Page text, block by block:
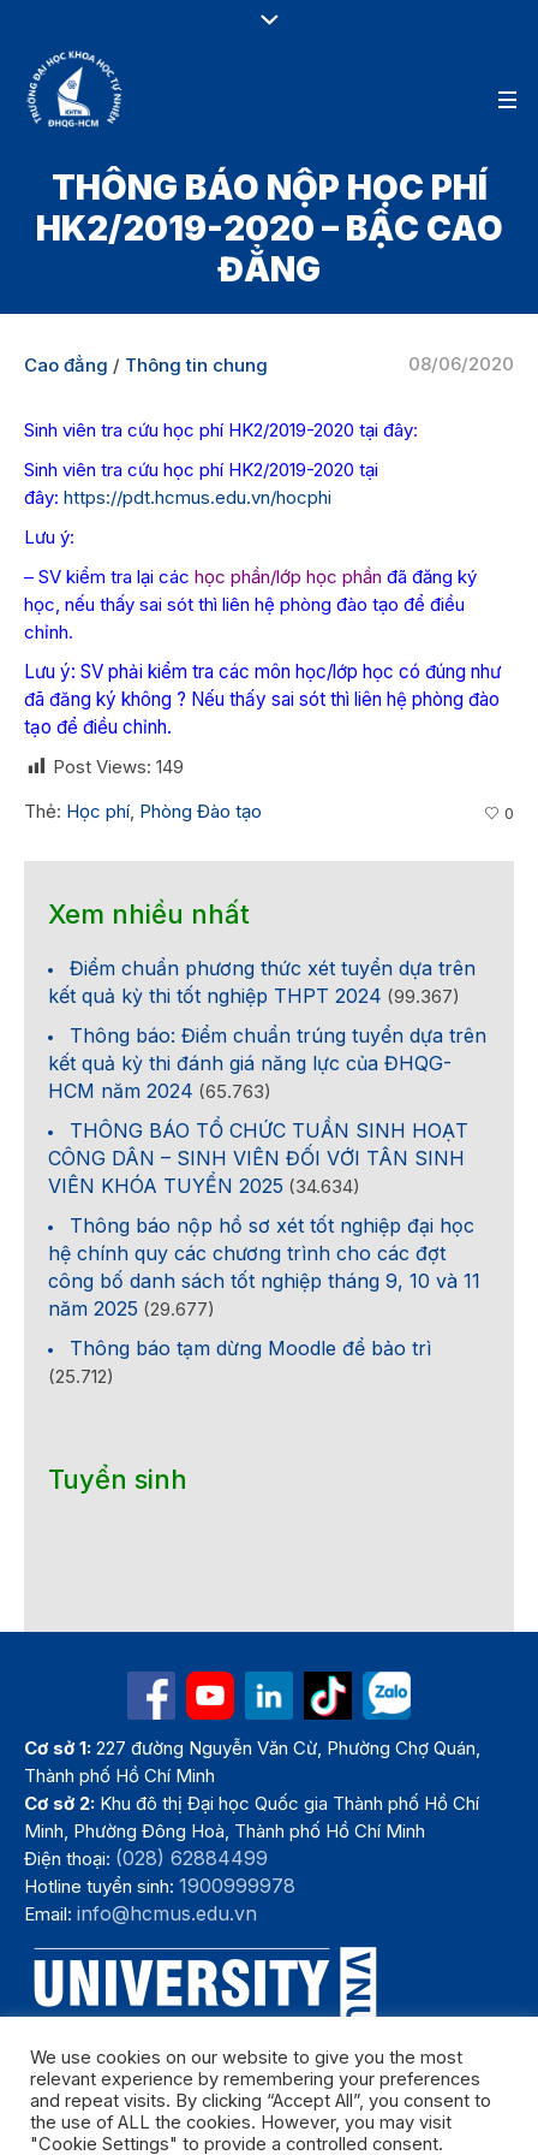
THÔNG BÁO NỘP HỌC PHÍ
HK2/2019-2020 – BẬC CAO
ĐẲNG
08/06/2020
Cao đẳng / Thông tin chung
Sinh viên tra cứu học phí HK2/2019-2020 tại đây:
Sinh viên tra cứu học phí HK2/2019-2020 tại
đây: https://pdt.hcmus.edu.vn/hocphi
Lưu ý:
– SV kiểm tra lại các học phần/lớp học phần đã đăng ký
học, nếu thấy sai sót thì liên hệ phòng đào tạo để điều
chỉnh.
Lưu ý: SV phải kiểm tra các môn học/lớp học có đúng như
đã đăng ký không ? Nếu thấy sai sót thì liên hệ phòng đào
tạo để điều chỉnh.
Post Views: 149
Thẻ: Học phí, Phòng Đào tạo 0
Xem nhiều nhất
Điểm chuẩn phương thức xét tuyển dựa trên
kết quả kỳ thi tốt nghiệp THPT 2024 (99.367)
Thông báo: Điểm chuẩn trúng tuyển dựa trên
kết quả kỳ thi đánh giá năng lực của ĐHQG-
HCM năm 2024 (65.763)
THÔNG BÁO TỔ CHỨC TUẦN SINH HOẠT
CÔNG DÂN – SINH VIÊN ĐỐI VỚI TÂN SINH
VIÊN KHÓA TUYỂN 2025 (34.634)
Thông báo nộp hồ sơ xét tốt nghiệp đại học
hệ chính quy các chương trình cho các đợt
công bố danh sách tốt nghiệp tháng 9, 10 và 11
năm 2025 (29.677)
Thông báo tạm dừng Moodle để bảo trì
(25.712)
Tuyển sinh
Cơ sở 1: 227 đường Nguyễn Văn Cừ, Phường Chợ Quán,
Thành phố Hồ Chí Minh
Cơ sở 2: Khu đô thị Đại học Quốc gia Thành phố Hồ Chí
Minh, Phường Đông Hoà, Thành phố Hồ Chí Minh
Điện thoại: (028) 62884499
Hotline tuyển sinh:1900999978
Email:info@hcmus.edu.vn
We use cookies on our website to give you the most
relevant experience by remembering your preferences
and repeat visits. By clicking “Accept All”, you consent to
the use of ALL the cookies. However, you may visit
"Cookie Settings" to provide a controlled consent.